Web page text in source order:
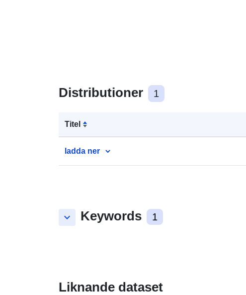
Distributioner 1
Titel
ladda ner
keyboard_arrow_down Keywords 1
Liknande dataset